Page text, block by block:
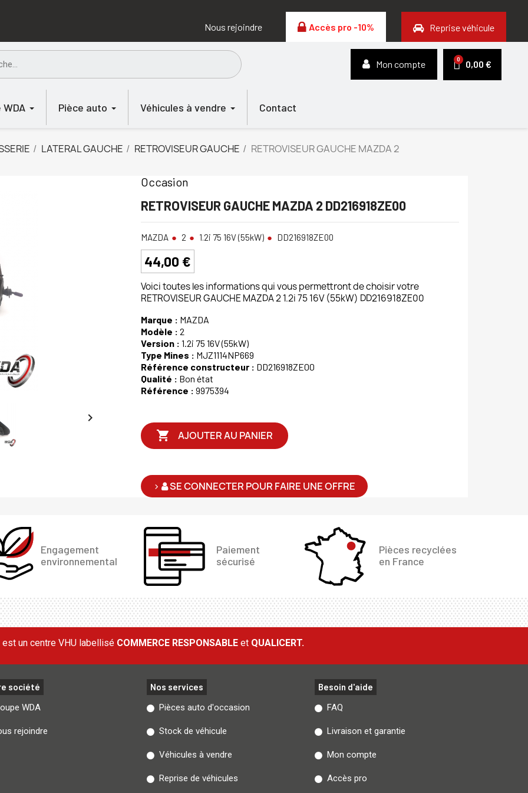
Nous rejoindre Accès pro -10% Reprise véhicule
Mon compte 0,00 €
WDA Pièce auto Véhicules à vendre Contact
LATERAL GAUCHE RETROVISEUR GAUCHE RETROVISEUR GAUCHE MAZDA 2

Occasion
RETROVISEUR GAUCHE MAZDA 2 DD216918ZE00
MAZDA 2 1.2i 75 16V (55kW) DD216918ZE00
44,00 €
Voici toutes les informations qui vous permettront de choisir votre
RETROVISEUR GAUCHE MAZDA 2 1.2i 75 16V (55kW) DD216918ZE00
Marque : MAZDA
Modèle : 2
Version : 1.2i 75 16V (55kW)
Type Mines : MJZ1114NP669
Référence constructeur : DD216918ZE00
Qualité : Bon état
Référence : 9975394
 AJOUTER AU PANIER
> SE CONNECTER POUR FAIRE UNE OFFRE
Engagement
environnemental
Paiement
sécurisé
Pièces recyclées
en France
est un centre VHU labellisé COMMERCE RESPONSABLE et QUALICERT.
société
WDA
rejoindre
Nos services
Pièces auto d'occasion
Stock de véhicule
Véhicules à vendre
Reprise de véhicules
Besoin d'aide
FAQ
Livraison et garantie
Mon compte
Accès pro